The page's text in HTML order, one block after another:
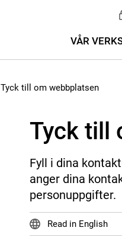
VÅR
Tyck till om webbplatsen
Tyck till
Fyll i dina
anger dina
personuppgifter.
Read in English